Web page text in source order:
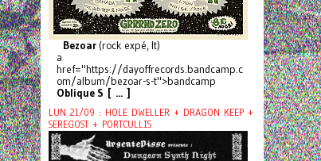
Bezoar (rock expé, It)
a
href="https://dayoffrecords.bandcamp.c
om/album/bezoar-s-t">bandcamp
Oblique S [ ... ]
LUN 21/09 : HOLE DWELLER + DRAGON KEEP +
SEREGOST + PORTCULLIS